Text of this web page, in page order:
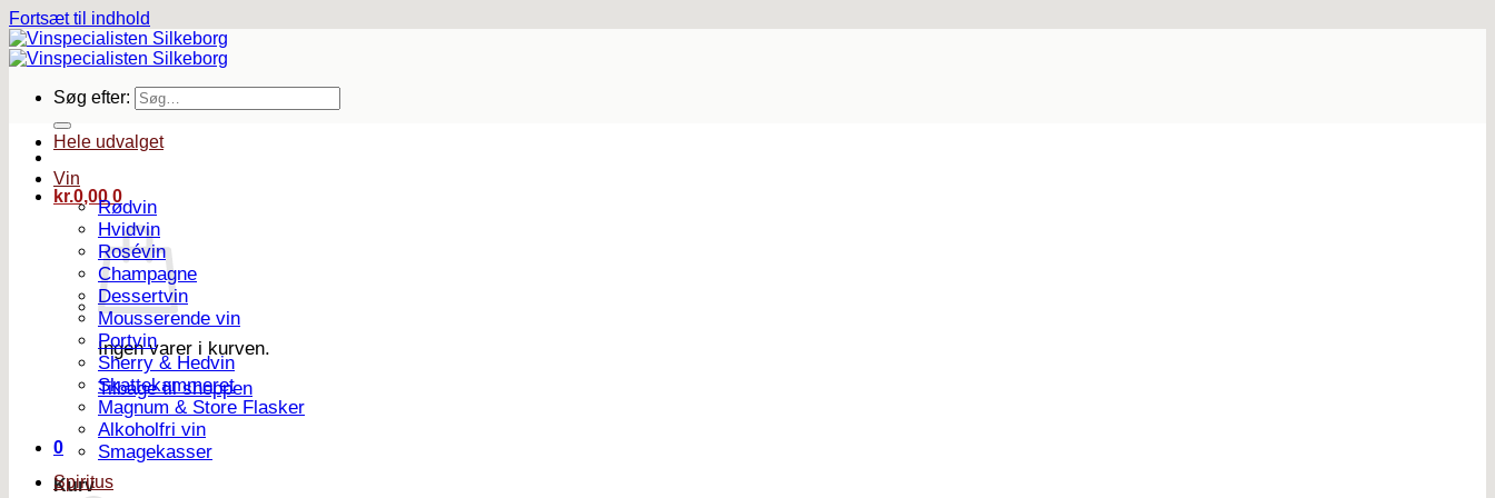
Fortsæt til indhold
Søg efter:
kr.0,00 0
Ingen varer i kurven.
Tilbage til shoppen
0
Kurv
Hele udvalget
Vin
Rødvin
Hvidvin
Rosévin
Champagne
Dessertvin
Mousserende vin
Portvin
Sherry & Hedvin
Skattekammeret
Magnum & Store Flasker
Alkoholfri vin
Smagekasser
Spiritus